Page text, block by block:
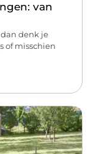
van
denk je
of misschien